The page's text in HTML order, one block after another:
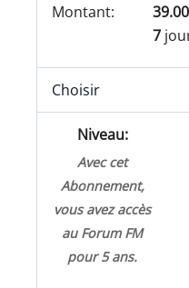
7
Choisir
Avec cet
Abonnement,
vous avez accès
au Forum FM
pour 5 ans.